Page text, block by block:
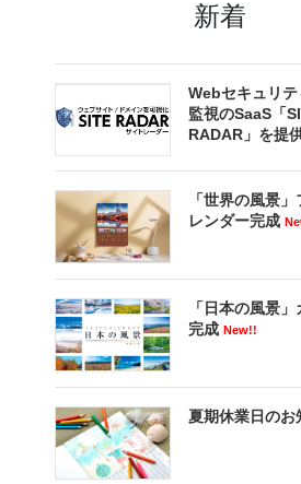
新着
Webセキュリ
監視のSaaS「
RADAR」を提
「世界の風景
レンダー完成
「日本の風景
完成 New!!
夏期休業日のお